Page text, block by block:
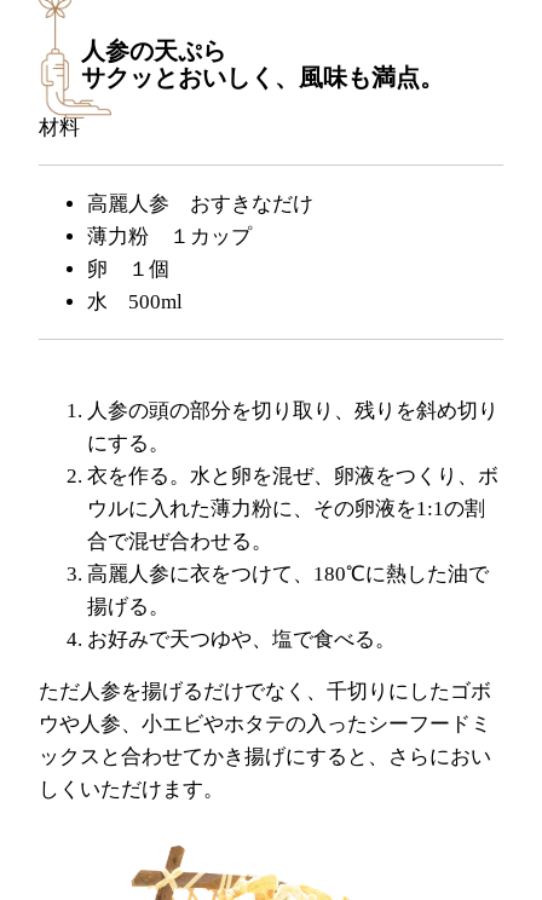
人参の天ぷら
サクッとおいしく、風味も満点。
材料
高麗人参 おすきなだけ
薄力粉 １カップ
卵 １個
水 500ml
人参の頭の部分を切り取り、残りを斜め切り
にする。
衣を作る。水と卵を混ぜ、卵液をつくり、ボ
ウルに入れた薄力粉に、その卵液を1:1の割
合で混ぜ合わせる。
高麗人参に衣をつけて、180℃に熱した油で
揚げる。
お好みで天つゆや、塩で食べる。
ただ人参を揚げるだけでなく、千切りにしたゴボ
ウや人参、小エビやホタテの入ったシーフードミ
ックスと合わせてかき揚げにすると、さらにおい
しくいただけます。